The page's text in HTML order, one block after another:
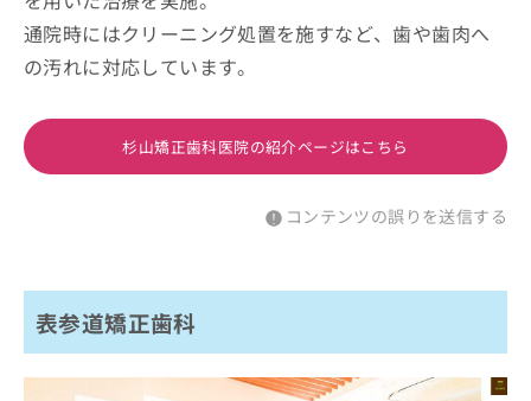
通院時にはクリーニング処置を施すなど、歯や歯肉へ
の汚れに対応しています。
杉山矯正歯科医院の紹介ページはこちら
コンテンツの誤りを送信する
表参道矯正歯科